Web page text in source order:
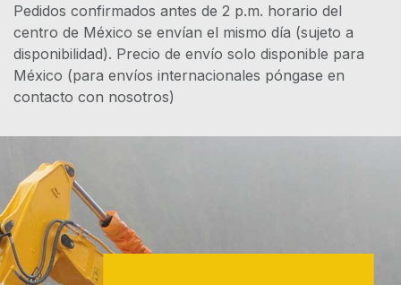
Pedidos confirmados antes de 2 p.m. horario del
centro de México se envían el mismo día (sujeto a
disponibilidad). Precio de envío solo disponible para
México (para envíos internacionales póngase en
contacto con nosotros)